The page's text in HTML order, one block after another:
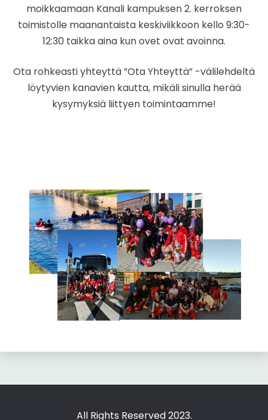
moikkaamaan Kanali kampuksen 2. kerroksen
toimistolle maanantaista keskiviikkoon kello 9:30-
12:30 taikka aina kun ovet ovat avoinna.
Ota rohkeasti yhteyttä ”Ota Yhteyttä” -välilehdeltä
löytyvien kanavien kautta, mikäli sinulla herää
kysymyksiä liittyen toimintaamme!
All Rights Reserved 2023.